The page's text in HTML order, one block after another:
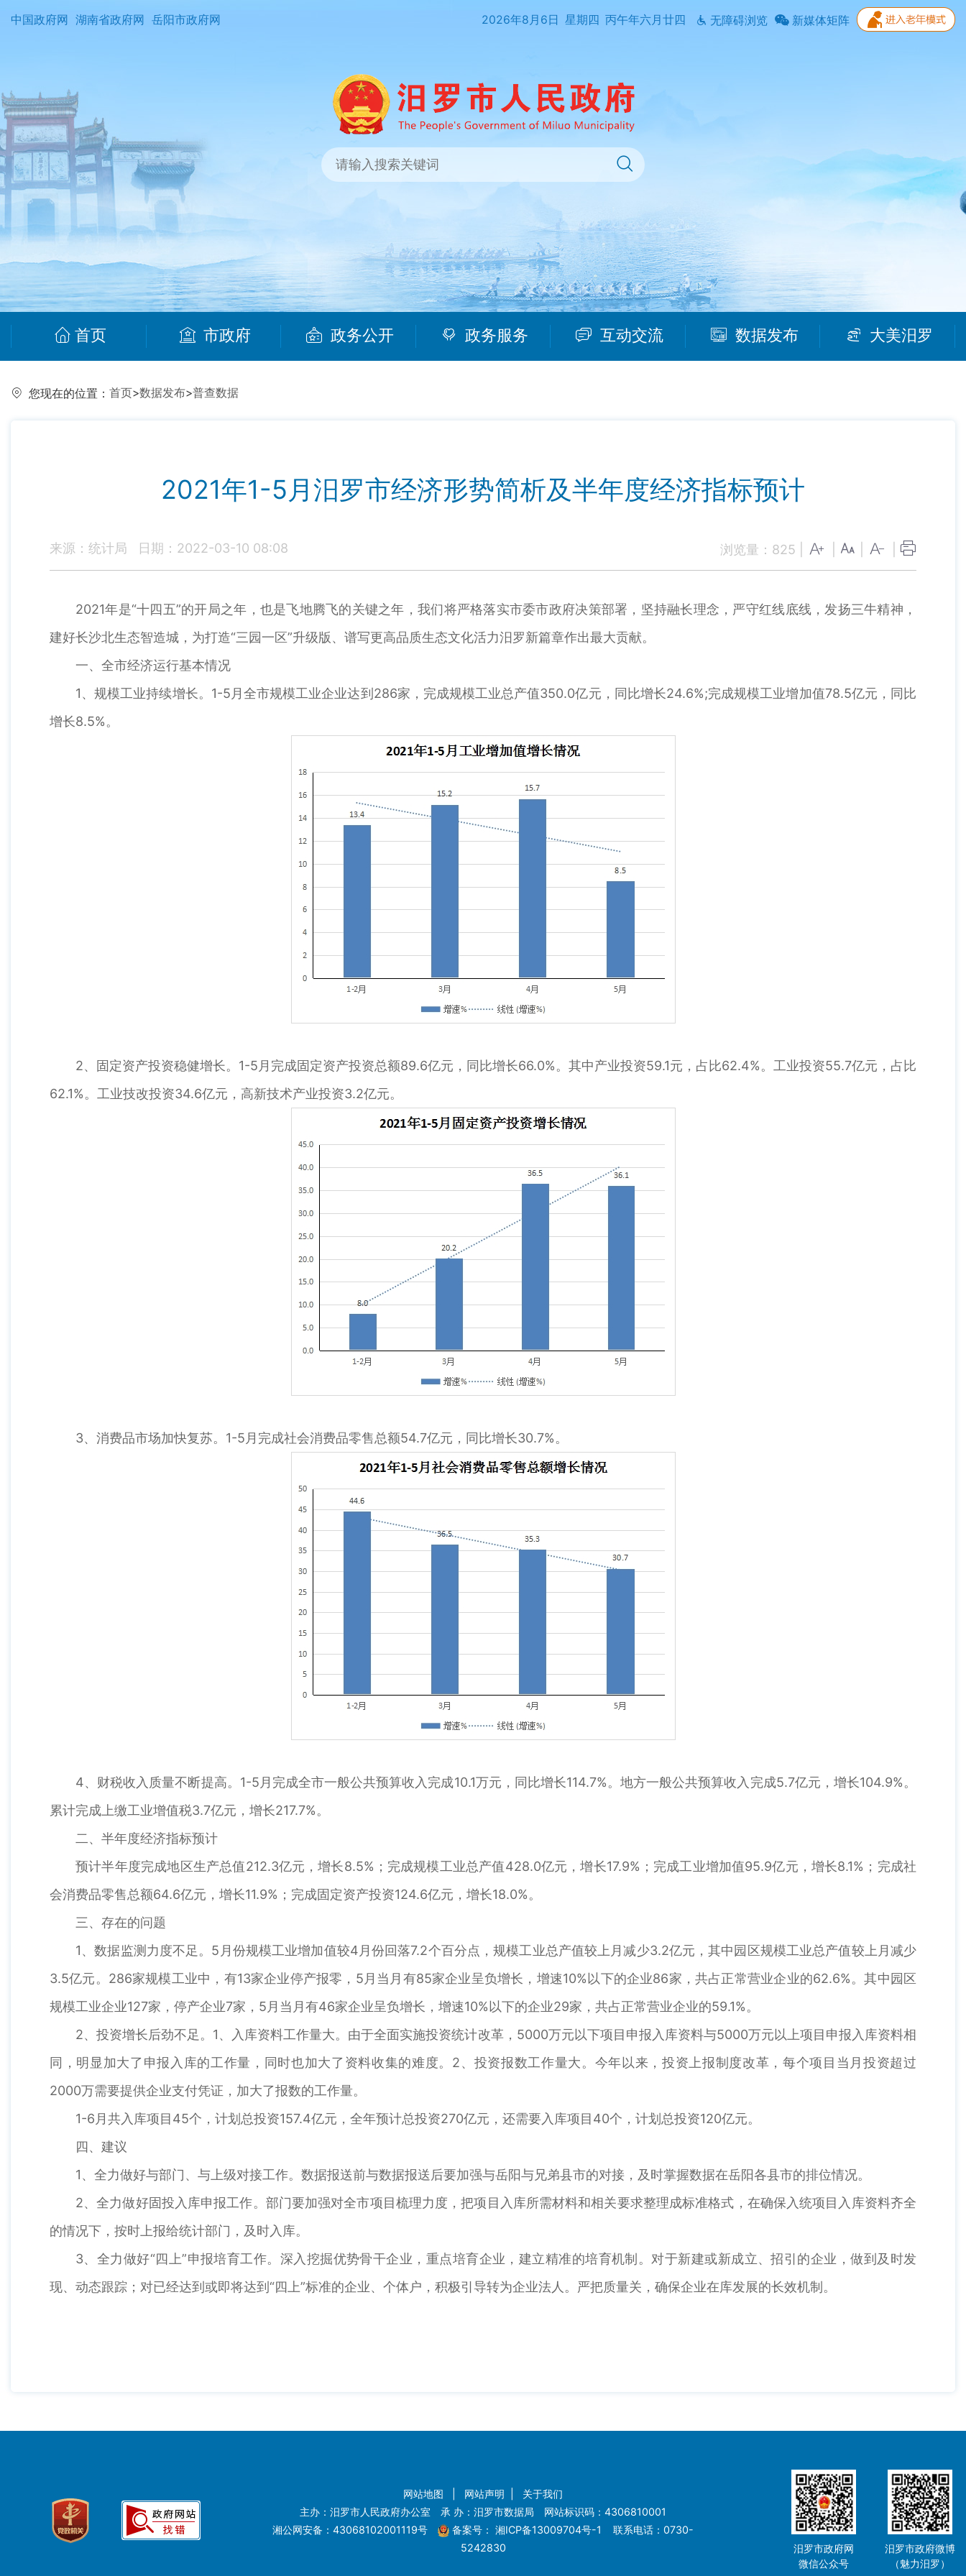
中国政府网 湖南省政府网 岳阳市政府网 2026年8月6日 星期四 丙午年六月廿四 无障碍浏览 新媒体矩阵
首页 市政府 政务公开 政务服务 互动交流 数据发布 大美汨罗
您现在的位置： 首页>数据发布>普查数据
2021年1-5月汨罗市经济形势简析及半年度经济指标预计
来源：统计局 日期：2022-03-10 08:08 浏览量： 825
2021年是“十四五”的开局之年，也是飞地腾飞的关键之年，我们将严格落实市委市政府决策部署，坚持融长理念，严守红线底线，发扬三牛精神，
建好长沙北生态智造城，为打造“三园一区”升级版、谱写更高品质生态文化活力汨罗新篇章作出最大贡献。
一、全市经济运行基本情况
1、规模工业持续增长。1-5月全市规模工业企业达到286家，完成规模工业总产值350.0亿元，同比增长24.6%;完成规模工业增加值78.5亿元，同比
增长8.5%。
2、固定资产投资稳健增长。1-5月完成固定资产投资总额89.6亿元，同比增长66.0%。其中产业投资59.1元，占比62.4%。工业投资55.7亿元，占比
62.1%。工业技改投资34.6亿元，高新技术产业投资3.2亿元。
3、消费品市场加快复苏。1-5月完成社会消费品零售总额54.7亿元，同比增长30.7%。
4、财税收入质量不断提高。1-5月完成全市一般公共预算收入完成10.1万元，同比增长114.7%。地方一般公共预算收入完成5.7亿元，增长104.9%。
累计完成上缴工业增值税3.7亿元，增长217.7%。
二、半年度经济指标预计
预计半年度完成地区生产总值212.3亿元，增长8.5%；完成规模工业总产值428.0亿元，增长17.9%；完成工业增加值95.9亿元，增长8.1%；完成社
会消费品零售总额64.6亿元，增长11.9%；完成固定资产投资124.6亿元，增长18.0%。
三、存在的问题
1、数据监测力度不足。5月份规模工业增加值较4月份回落7.2个百分点，规模工业总产值较上月减少3.2亿元，其中园区规模工业总产值较上月减少
3.5亿元。286家规模工业中，有13家企业停产报零，5月当月有85家企业呈负增长，增速10%以下的企业86家，共占正常营业企业的62.6%。其中园区
规模工业企业127家，停产企业7家，5月当月有46家企业呈负增长，增速10%以下的企业29家，共占正常营业企业的59.1%。
2、投资增长后劲不足。1、入库资料工作量大。由于全面实施投资统计改革，5000万元以下项目申报入库资料与5000万元以上项目申报入库资料相
同，明显加大了申报入库的工作量，同时也加大了资料收集的难度。2、投资报数工作量大。今年以来，投资上报制度改革，每个项目当月投资超过
2000万需要提供企业支付凭证，加大了报数的工作量。
1-6月共入库项目45个，计划总投资157.4亿元，全年预计总投资270亿元，还需要入库项目40个，计划总投资120亿元。
四、建议
1、全力做好与部门、与上级对接工作。数据报送前与数据报送后要加强与岳阳与兄弟县市的对接，及时掌握数据在岳阳各县市的排位情况。
2、全力做好固投入库申报工作。部门要加强对全市项目梳理力度，把项目入库所需材料和相关要求整理成标准格式，在确保入统项目入库资料齐全
的情况下，按时上报给统计部门，及时入库。
3、全力做好“四上”申报培育工作。深入挖掘优势骨干企业，重点培育企业，建立精准的培育机制。对于新建或新成立、招引的企业，做到及时发
现、动态跟踪；对已经达到或即将达到“四上”标准的企业、个体户，积极引导转为企业法人。严把质量关，确保企业在库发展的长效机制。
网站地图 网站声明
关于我们
主办：汨罗市人民政府办公室 承 办：汨罗市数据局 网站标识码：4306810001
湘公网安备：43068102001119号
备案号： 湘ICP备13009704号-1
联系电话：0730-
5242830
汨罗市政府网
微信公众号
汨罗市政府微博
（魅力汨罗）